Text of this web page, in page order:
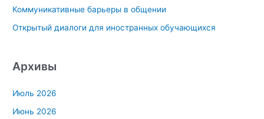
Коммуникативные барьеры в общении
Открытый диалоги для иностранных обучающихся
Архивы
Июль 2026
Июнь 2026